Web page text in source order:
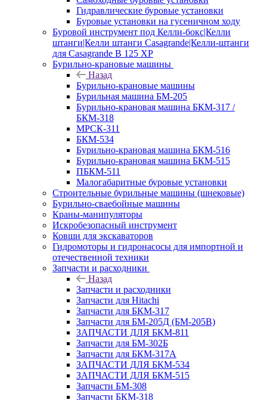
Гидравлические буровые установки
Буровые установки на гусеничном ходу
Буровой инструмент под Келли-бокс|Келли
штанги|Келли штанги Casagrande|Келли-штанги
для Casagrande B 125 XP
Бурильно-крановые машины
Назад
Бурильно-крановые машины
Бурильная машина БМ-205
Бурильно-крановая машина БКМ-317 /
БКМ-318
МРСК-311
БКМ-534
Бурильно-крановая машина БКМ-516
Бурильно-крановая машина БКМ-515
ПБКМ-511
Малогабаритные буровые установки
Строительные бурильные машины (шнековые)
Бурильно-сваебойные машины
Краны-манипуляторы
Искробезопасный инструмент
Ковши для экскаваторов
Гидромоторы и гидронасосы для импортной и
отечественной техники
Запчасти и расходники
Назад
Запчасти и расходники
Запчасти для Hitachi
Запчасти для БКМ-317
Запчасти для БМ-205Д (БМ-205В)
ЗАПЧАСТИ ДЛЯ БКМ-811
Запчасти для БМ-302Б
Запчасти для БКМ-317А
ЗАПЧАСТИ ДЛЯ БКМ-534
ЗАПЧАСТИ ДЛЯ БКМ-515
Запчасти БМ-308
Запчасти БКМ-318